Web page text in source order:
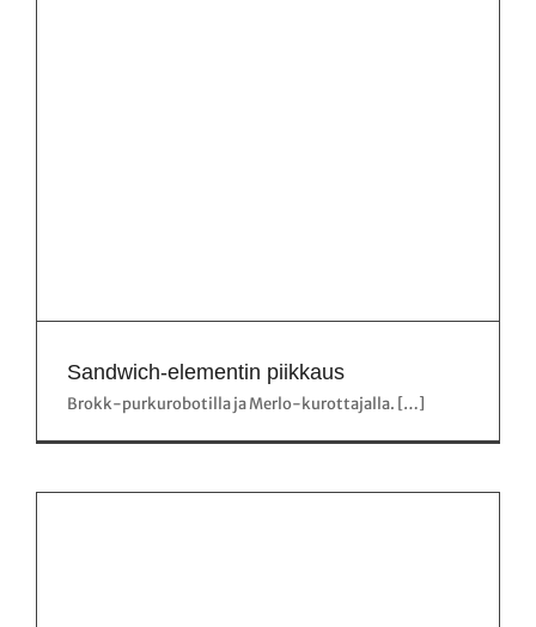
Sandwich-elementin piikkaus
Brokk-purkurobotilla ja Merlo-kurottajalla. […]